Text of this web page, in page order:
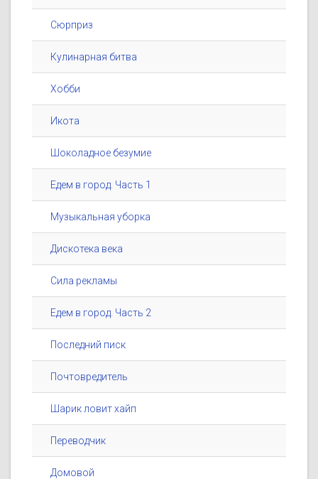
Сюрприз
Кулинарная битва
Хобби
Икота
Шоколадное безумие
Едем в город. Часть 1
Музыкальная уборка
Дискотека века
Сила рекламы
Едем в город. Часть 2
Последний писк
Почтовредитель
Шарик ловит хайп
Переводчик
Домовой